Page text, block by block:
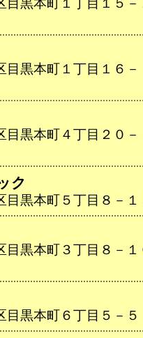
黒本町１丁目１５－
黒本町１丁目１６－
黒本町４丁目２０－
ク
黒本町５丁目８－１
黒本町３丁目８－１
黒本町６丁目５－５